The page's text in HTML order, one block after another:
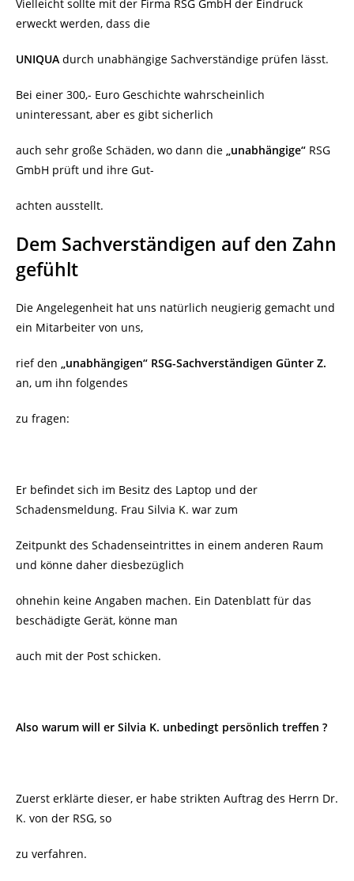
Vielleicht sollte mit der Firma RSG GmbH der Eindruck
erweckt werden, dass die
UNIQUA durch unabhängige Sachverständige prüfen lässt.
Bei einer 300,- Euro Geschichte wahrscheinlich
uninteressant, aber es gibt sicherlich
auch sehr große Schäden, wo dann die „unabhängige“ RSG
GmbH prüft und ihre Gut-
achten ausstellt.
Dem Sachverständigen auf den Zahn
gefühlt
Die Angelegenheit hat uns natürlich neugierig gemacht und
ein Mitarbeiter von uns,
rief den „unabhängigen“ RSG-Sachverständigen Günter Z.
an, um ihn folgendes
zu fragen:
Er befindet sich im Besitz des Laptop und der
Schadensmeldung. Frau Silvia K. war zum
Zeitpunkt des Schadenseintrittes in einem anderen Raum
und könne daher diesbezüglich
ohnehin keine Angaben machen. Ein Datenblatt für das
beschädigte Gerät, könne man
auch mit der Post schicken.
Also warum will er Silvia K. unbedingt persönlich treffen ?
Zuerst erklärte dieser, er habe strikten Auftrag des Herrn Dr.
K. von der RSG, so
zu verfahren.